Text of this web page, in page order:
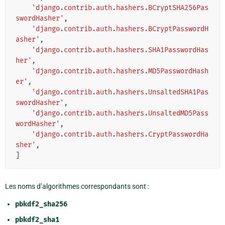
'django.contrib.auth.hashers.BCryptSHA256Pas
swordHasher' ,
'django.contrib.auth.hashers.BCryptPasswordH
asher' ,
'django.contrib.auth.hashers.SHA1PasswordHas
her' ,
'django.contrib.auth.hashers.MD5PasswordHash
er' ,
'django.contrib.auth.hashers.UnsaltedSHA1Pas
swordHasher' ,
'django.contrib.auth.hashers.UnsaltedMD5Pass
wordHasher' ,
'django.contrib.auth.hashers.CryptPasswordHa
sher' ,
Les noms d’algorithmes correspondants sont :
pbkdf2_sha256
pbkdf2_sha1